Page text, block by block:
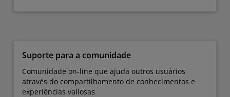
Suporte para a comunidade
Comunidade on-line que ajuda outros usuários
através do compartilhamento de conhecimentos e
experiências valiosas